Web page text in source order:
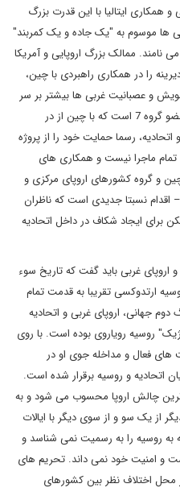
و همکاری ایتالیا با این قدرت بزرگ
ها موسوم به "یک جاده و یک کمربند"
نامند. ممالک بزرگ اروپایی و آمریکا
را در همکاری راهبردی با چین،
و عصبانیت غربی ها بیشتر بر سر
این است که ایتالیا اولین کشور بزرگ و عضو گروه 7 است که با چین از در
قبلا 13 کشور عضو اتحادیه، رسما حمایت خود را از پروژه
تمام ماجرا نیست و همکاری های
16+1 متشکل از چین و گروه کشورهای اروپای مرکزی و
اتحادیه – اقدام نسبتا جدیدی است که ناظران
برای ایجاد شکاف در داخل اتحادیه
اروپای غربی باید گفت که تاریخ سوء
ارتدوکسی تقریبا به قدمت تمام
جهانی، اروپای غربی و اتحادیه
روسیه رویاروی بوده است. با روی
های فعال و مداخله جوی او در
اتحادیه و روسیه برقرار شده است.
چالش اروپا محسوب می شود و به
از یک سو و از سوی دیگر با ایالات
به روسیه را به رسمیت نمی شناسد و
و امنیت خود نمی داند. تحریم های
محل اختلاف نظر بین کشورهای